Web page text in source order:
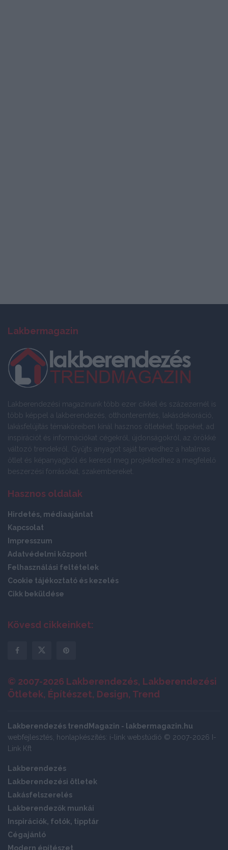
Lakbermagazin
Lakberendezési magazinunk több ezer cikkel és százezernél is
több képpel a lakberendezés, otthonteremtés, lakásdekoráció,
lakásfelújítás témaköreiben kínál hasznos ötleteket, tippeket, ad
inspirációt és információkat cégekről, újdonságokról, az örökké
változó trendekről. Gyűjts anyagot saját terveidhez a hatalmas
ötlet és képanyagból és keresd meg projektedhez a megfelelő
beszerzési forrásokat, szakembereket.
Hasznos oldalak
Hirdetés, médiaajánlat
Kapcsolat
Impresszum
Adatvédelmi központ
Felhasználási feltételek
Cookie tájékoztató és kezelés
Cikk beküldése
Kövesd cikkeinket:
© 2007-2026 Lakberendezés, Lakberendezési
Ötletek, Építészet, Design, Trend
Lakberendezés trendMagazin - lakbermagazin.hu
webfejlesztés, honlapkészítés: i-link webstúdió © 2007-2026 I-
Link Kft
Lakberendezés
Lakberendezési ötletek
Lakásfelszerelés
Lakberendezők munkái
Inspirációk, fotók, tipptár
Cégajánló
Modern építészet